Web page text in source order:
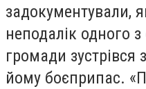
задокументували,
неподалік одного
громади
йому боєприпас.